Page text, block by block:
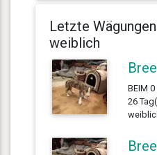
Letzte
weiblich
BEIM
26